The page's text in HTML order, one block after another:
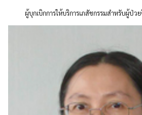
ผู้บุกเบิกการให้บริการเภสัชกรรมสำหรับผู้ป่ว